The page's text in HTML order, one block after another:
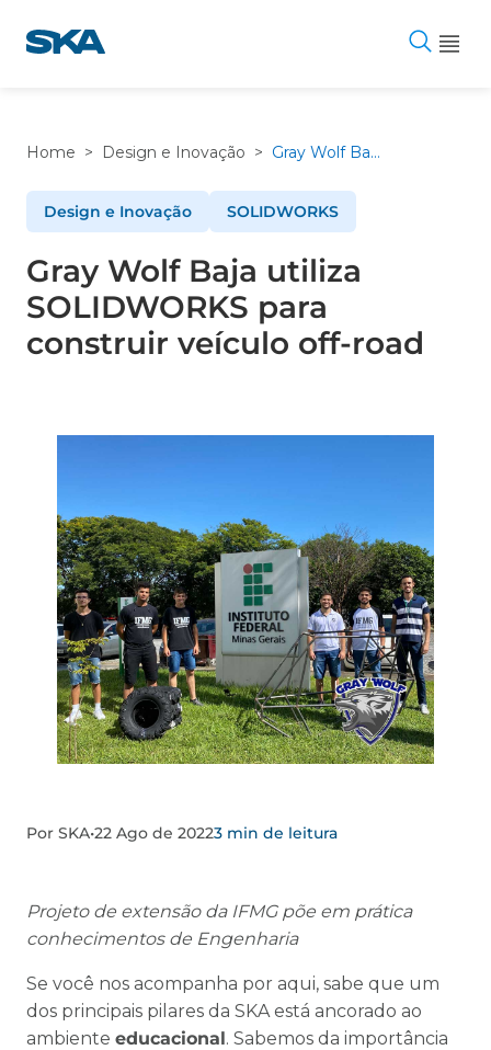
para
Home > Design e Inovação > Gray Wolf Baja utiliza SOLIDWORKS para construir veículo off-road
Design e Inovação SOLIDWORKS
Gray Wolf Baja utiliza
SOLIDWORKS para
construir veículo off-road
Por SKA•22 Ago de 20223 min de leitura
Projeto de extensão da IFMG põe em prática
conhecimentos de Engenharia
Se você nos acompanha por aqui, sabe que um
dos principais pilares da SKA está ancorado ao
ambiente educacional. Sabemos da importância